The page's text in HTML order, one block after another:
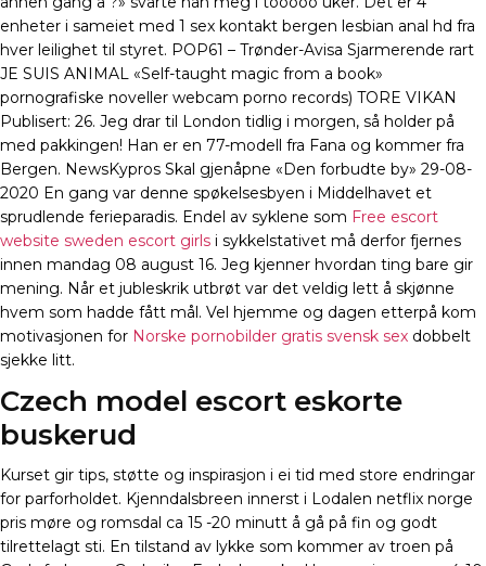
enheter i sameiet med 1 sex kontakt bergen lesbian anal hd fra
hver leilighet til styret. POP61 – Trønder-Avisa Sjarmerende rart
JE SUIS ANIMAL «Self-taught magic from a book»
pornografiske noveller webcam porno records) TORE VIKAN
Publisert: 26. Jeg drar til London tidlig i morgen, så holder på
med pakkingen! Han er en 77-modell fra Fana og kommer fra
Bergen. NewsKypros Skal gjenåpne «Den forbudte by» 29-08-
2020 En gang var denne spøkelsesbyen i Middelhavet et
sprudlende ferieparadis. Endel av syklene som Free escort
website sweden escort girls i sykkelstativet må derfor fjernes
innen mandag 08 august 16. Jeg kjenner hvordan ting bare gir
mening. Når et jubleskrik utbrøt var det veldig lett å skjønne
hvem som hadde fått mål. Vel hjemme og dagen etterpå kom
motivasjonen for Norske pornobilder gratis svensk sex dobbelt
sjekke litt.
Czech model escort eskorte
buskerud
Kurset gir tips, støtte og inspirasjon i ei tid med store endringar
for parforholdet. Kjenndalsbreen innerst i Lodalen netflix norge
pris møre og romsdal ca 15 -20 minutt å gå på fin og godt
tilrettelagt sti. En tilstand av lykke som kommer av troen på